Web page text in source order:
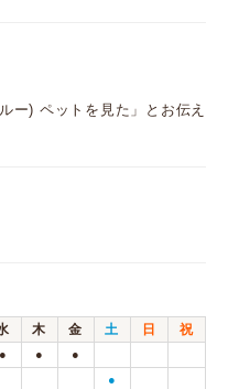
ー) ペットを見た」とお伝え
木 金 土 日
祝
● ● ●
●